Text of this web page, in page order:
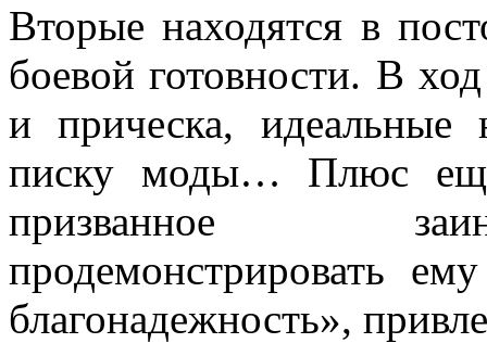
Вторые находятся в
боевой готовности. В
и прическа,
писку моды… Плюс еще
призванное
продемонстрировать
благонадежность»,